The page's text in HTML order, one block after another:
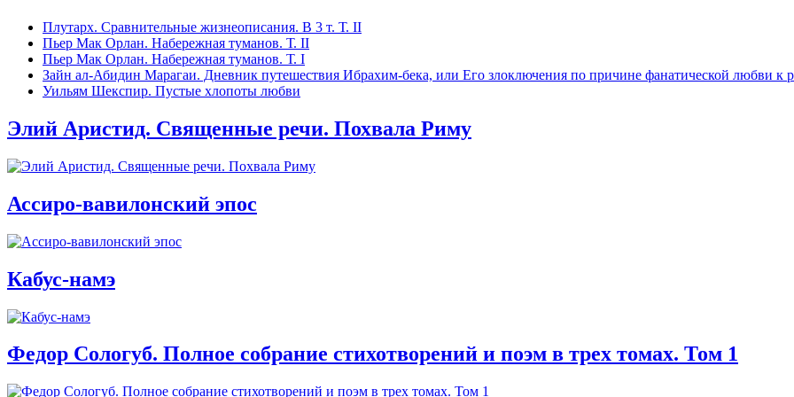
Плутарх. Сравнительные жизнеописания. В 3 т. Т. II
Пьер Мак Орлан. Набережная туманов. Т. II
Пьер Мак Орлан. Набережная туманов. Т. I
Зайн ал-Абидин Марагаи. Дневник путешествия Ибрахим-бека, или Его злоключения по причине фанатической любви к
Уильям Шекспир. Пустые хлопоты любви
Элий Аристид. Священные речи. Похвала Риму
Ассиро-вавилонский эпос
Кабус-намэ
Федор Сологуб. Полное собрание стихотворений и поэм в трех томах. Том 1